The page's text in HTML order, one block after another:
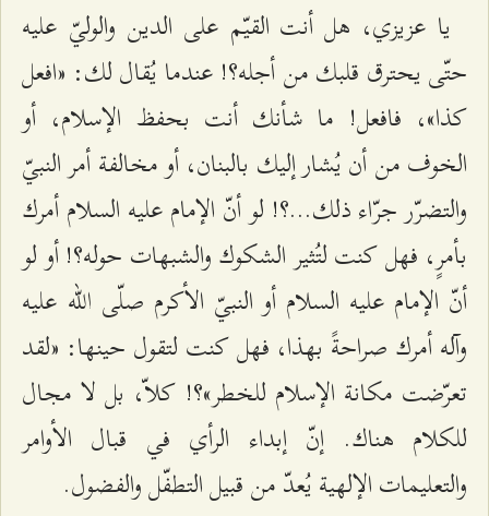
يا عزيزي، هل أنت القيّم على الدين والوليّ عليه
حتّى يحترق قلبك من أجله؟! عندما يُقال لك: «افعل
كذا»، فافعل! ما شأنك أنت بحفظ الإسلام، أو
الخوف من أن يُشار إليك بالبنان، أو مخالفة أمر النبيّ
والتضرّر جرّاء ذلك…؟! لو أنّ الإمام عليه السلام أمرك
بأمرٍ، فهل كنت لتُثير الشكوك والشبهات حوله؟! أو لو
أنّ الإمام عليه السلام أو النبيّ الأكرم صلّى الله عليه
وآله أمرك صراحةً بهذا، فهل كنت لتقول حينها: «لقد
تعرّضت مكانة الإسلام للخطر»؟! كلاّ، بل لا مجال
للكلام هناك. إنّ إبداء الرأي في قبال الأوامر
والتعليمات الإلهية يُعدّ من قبيل التطفّل والفضول.